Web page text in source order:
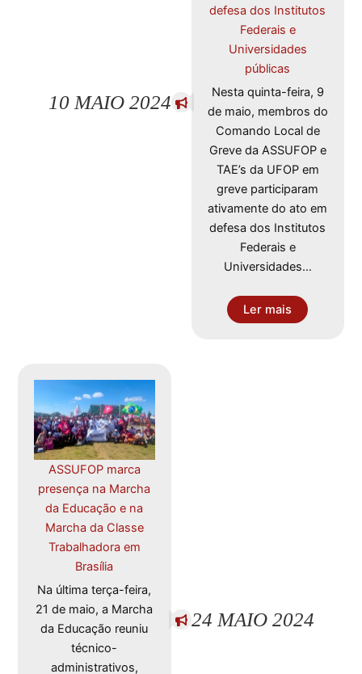
defesa dos Institutos
Federais e
Universidades
públicas
Nesta quinta-feira, 9
de maio, membros do
Comando Local de
Greve da ASSUFOP e
TAE’s da UFOP em
greve participaram
ativamente do ato em
defesa dos Institutos
Federais e
Universidades…
Ler mais
10 MAIO 2024
ASSUFOP marca
presença na Marcha
da Educação e na
Marcha da Classe
Trabalhadora em
Brasília
Na última terça-feira,
21 de maio, a Marcha
da Educação reuniu
técnico-
administrativos,
24 MAIO 2024